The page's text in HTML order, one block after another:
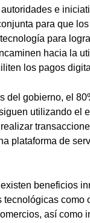
e
para que
para
hacia la
los pagos
del gobierno, el
utilizando el
plataforma de
beneficios
tecnológicas como
así como